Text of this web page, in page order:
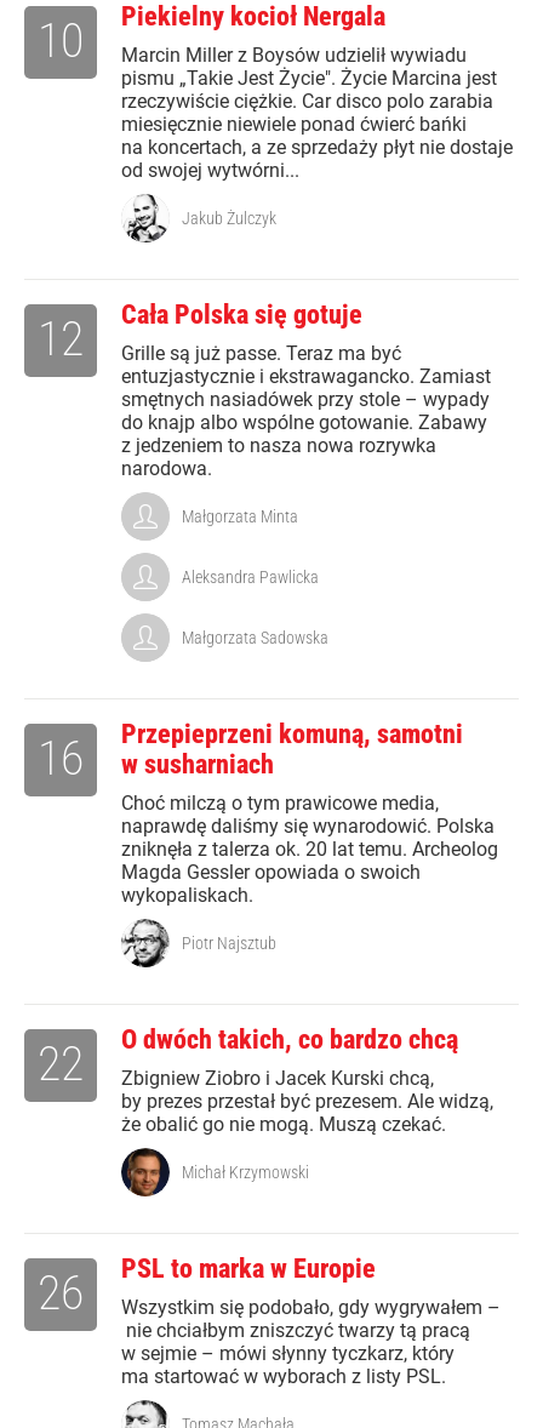
Piekielny kocioł Nergala
Marcin Miller z Boysów udzielił wywiadu
pismu „Takie Jest Życie". Życie Marcina jest
rzeczywiście ciężkie. Car disco polo zarabia
miesięcznie niewiele ponad ćwierć bańki
na koncertach, a ze sprzedaży płyt nie dostaje
od swojej wytwórni...
10
Jakub Żulczyk
Cała Polska się gotuje
Grille są już passe. Teraz ma być
entuzjastycznie i ekstrawagancko. Zamiast
smętnych nasiadówek przy stole – wypady
do knajp albo wspólne gotowanie. Zabawy
z jedzeniem to nasza nowa rozrywka
narodowa.
12
Małgorzata Minta
Aleksandra Pawlicka
Małgorzata Sadowska
Przepieprzeni komuną, samotni
w susharniach
Choć milczą o tym prawicowe media,
naprawdę daliśmy się wynarodowić. Polska
zniknęła z talerza ok. 20 lat temu. Archeolog
Magda Gessler opowiada o swoich
wykopaliskach.
16
Piotr Najsztub
O dwóch takich, co bardzo chcą
Zbigniew Ziobro i Jacek Kurski chcą,
by prezes przestał być prezesem. Ale widzą,
że obalić go nie mogą. Muszą czekać.
22
Michał Krzymowski
PSL to marka w Europie
Wszystkim się podobało, gdy wygrywałem –
nie chciałbym zniszczyć twarzy tą pracą
w sejmie – mówi słynny tyczkarz, który
ma startować w wyborach z listy PSL.
26